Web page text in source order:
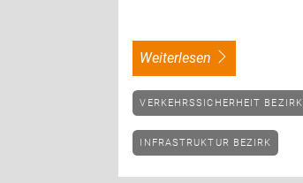
weiterlesen
VERKEHRSSICHERHEIT BEZIRK
INFRASTRUKTUR BEZIRK